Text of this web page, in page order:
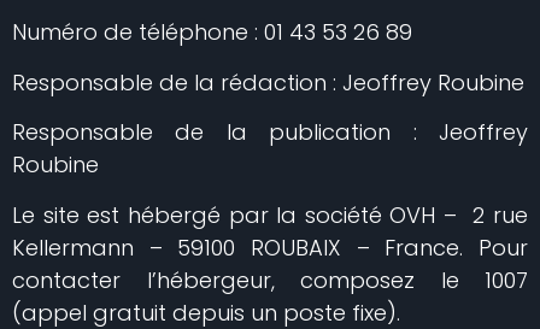
Numéro de téléphone : 01 43 53 26 89
Responsable de la rédaction : Jeoffrey Roubine
Responsable de la publication : Jeoffrey
Roubine
Le site est hébergé par la société OVH – 2 rue
Kellermann – 59100 ROUBAIX – France. Pour
contacter l’hébergeur, composez le 1007
(appel gratuit depuis un poste fixe).